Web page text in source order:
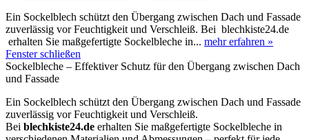
Ein Sockelblech schützt den Übergang zwischen Dach und Fassade
zuverlässig vor Feuchtigkeit und Verschleiß. Bei blechkiste24.de
erhalten Sie maßgefertigte Sockelbleche in... mehr erfahren »
Fenster schließen
Sockelbleche – Effektiver Schutz für den Übergang zwischen Dach
und Fassade
Ein Sockelblech schützt den Übergang zwischen Dach und Fassade
zuverlässig vor Feuchtigkeit und Verschleiß.
Bei blechkiste24.de erhalten Sie maßgefertigte Sockelbleche in